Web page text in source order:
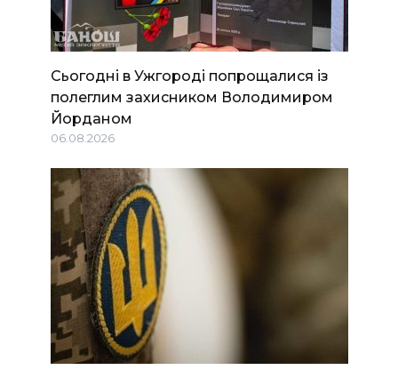
Сьогодні в Ужгороді попрощалися із
полеглим захисником Володимиром
Йорданом
06.08.2026